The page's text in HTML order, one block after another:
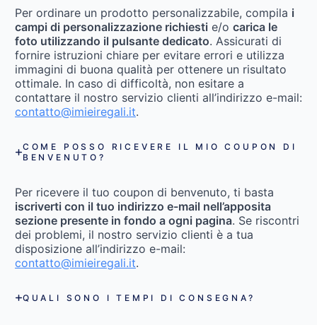
Per ordinare un prodotto personalizzabile, compila i
campi di personalizzazione richiesti e/o carica le
foto utilizzando il pulsante dedicato. Assicurati di
fornire istruzioni chiare per evitare errori e utilizza
immagini di buona qualità per ottenere un risultato
ottimale. In caso di difficoltà, non esitare a
contattare il nostro servizio clienti all’indirizzo e-mail:
contatto@imieiregali.it.
COME POSSO RICEVERE IL MIO COUPON DI
BENVENUTO?
Per ricevere il tuo coupon di benvenuto, ti basta
iscriverti con il tuo indirizzo e-mail nell’apposita
sezione presente in fondo a ogni pagina. Se riscontri
dei problemi, il nostro servizio clienti è a tua
disposizione all’indirizzo e-mail:
contatto@imieiregali.it.
QUALI SONO I TEMPI DI CONSEGNA?